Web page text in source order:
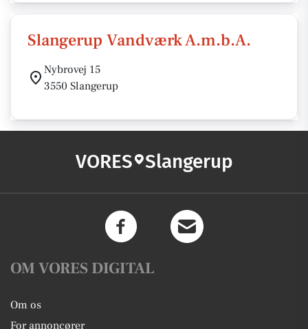
Slangerup Vandværk A.m.b.A.
Nybrovej 15
3550 Slangerup
VORES Slangerup
OM VORES DIGITAL
Om os
For annoncører